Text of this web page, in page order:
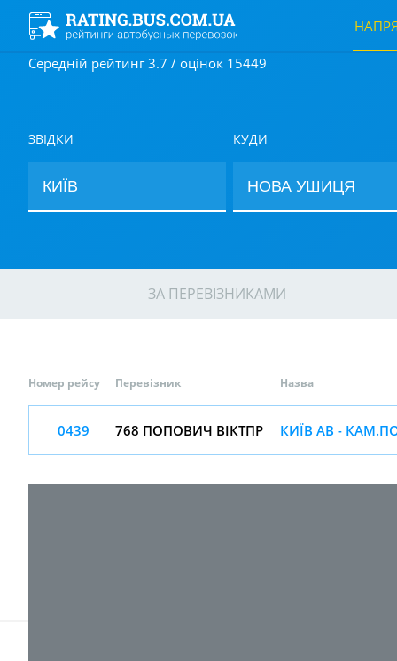
Середній рейтинг 3.7 / оцінок 15449
ЗВІДКИ КУДИ
ЗА ПЕРЕВІЗНИКАМИ
Номер рейсу Перевізник Назва
0439 768 ПОПОВИЧ ВІКТПР КИЇВ АВ -